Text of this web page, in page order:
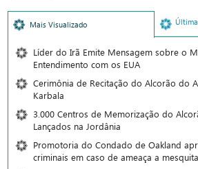
Mais Visualizado
Líder do Irã Emite Mensagem sobre o
Entendimento com os EUA
Cerimônia de Recitação do Alcorão do
Karbala
3.000 Centros de Memorização do
Lançados na Jordânia
Promotoria do Condado de Oakland
criminais em caso de ameaça a mesquita